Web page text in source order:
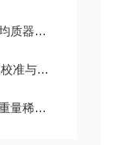
品处理？
电极接口检查
与稀释功能